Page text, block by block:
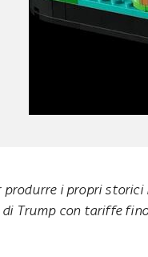
produrre i propri
Trump con tariffe